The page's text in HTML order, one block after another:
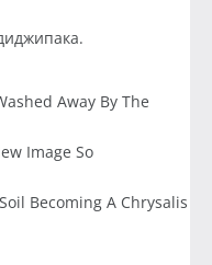
Away By The
Image So
Becoming A Chrysalis